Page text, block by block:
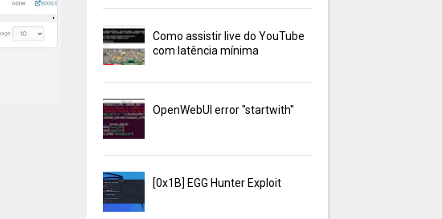
Como assistir live do YouTube
com latência mínima
OpenWebUI error "startwith"
[0x1B] EGG Hunter Exploit